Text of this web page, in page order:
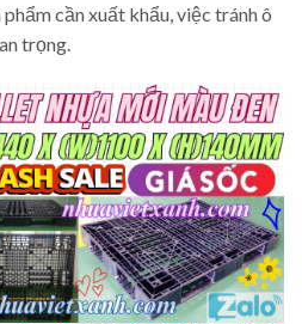
cần xuất khẩu, việc tránh ô
trọng.